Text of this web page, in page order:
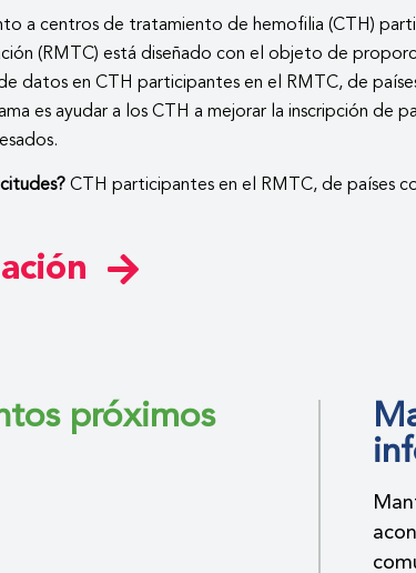
a centros de tratamiento de hemofilia (CTH)
(RMTC) está diseñado con el objeto de
datos en CTH participantes en el RMTC, de
es ayudar a los CTH a mejorar la inscripción de
CTH participantes en el RMTC, de países
próximos